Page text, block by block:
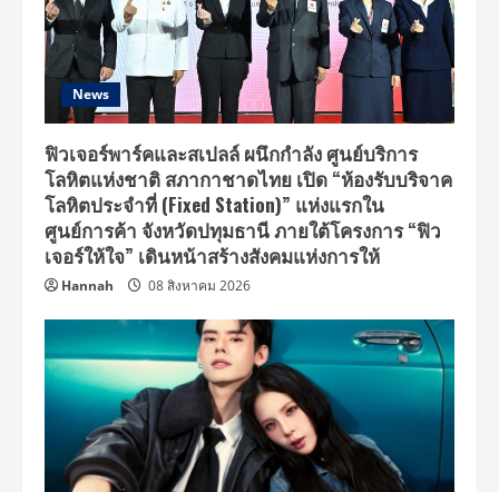
News
ฟิวเจอร์พาร์คและสเปลล์ ผนึกกำลัง ศูนย์บริการ
โลหิตแห่งชาติ สภากาชาดไทย เปิด “ห้องรับบริจาค
โลหิตประจำที่ (Fixed Station)” แห่งแรกใน
ศูนย์การค้า จังหวัดปทุมธานี ภายใต้โครงการ “ฟิว
เจอร์ให้ใจ” เดินหน้าสร้างสังคมแห่งการให้
Hannah 08 สิงหาคม 2026